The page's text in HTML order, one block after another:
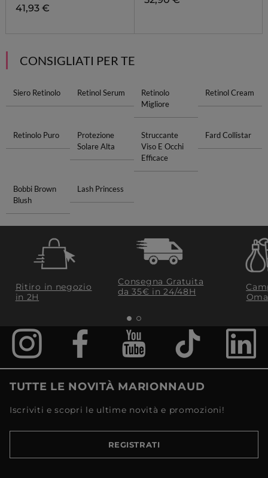
41,93 €
CONSIGLIATI PER TE
Siero Retinolo Retinol Serum
Retinolo
Migliore
Retinol Cream
Retinolo Puro
Protezione
Solare Alta
Struccante
Viso E Occhi
Efficace
Fard Collistar
Bobbi Brown
Blush
Lash Princess
Ritiro in negozio
in 2H
Consegna Gratuita
da 35€​ in 24/48H
TUTTE LE NOVITÀ MARIONNAUD
Iscriviti e scopri le ultime novità e promozioni!
REGISTRATI